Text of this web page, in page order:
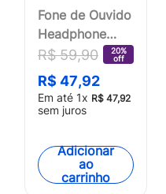
Fone de Ouvido
Headphone
Kids Happy
Azul Multi -
PH377OUT
[Reembalado]
R$ 59,90
20%
off
R$ 47,92
Em até 1x R$ 47,92
sem juros
Adicionar
ao
carrinho